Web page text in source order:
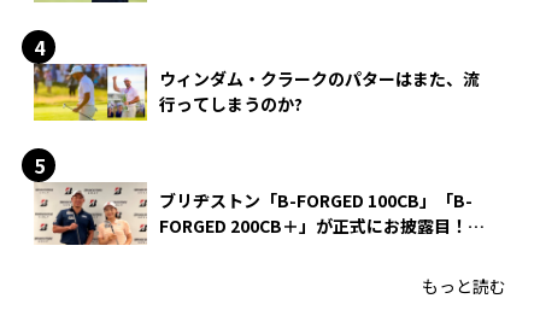
ウィンダム・クラークのパターはまた、流
行ってしまうのか?
ブリヂストン「B-FORGED 100CB」「B-
FORGED 200CB＋」が正式にお披露目！
もっと読む